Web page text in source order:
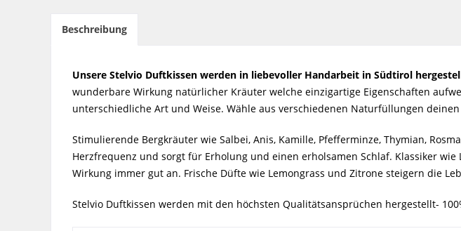
Beschreibung
Unsere Stelvio Duftkissen werden in liebevoller Handarbeit in Südtirol
wunderbare Wirkung natürlicher Kräuter welche einzigartige Eigenschaften
unterschiedliche Art und Weise. Wähle aus verschiedenen Naturfüllungen
Stimulierende Bergkräuter wie Salbei, Anis, Kamille, Pfefferminze, Thymian,
Herzfrequenz und sorgt für Erholung und einen erholsamen Schlaf. Klassiker
Wirkung immer gut an. Frische Düfte wie Lemongrass und Zitrone steigern die
Stelvio Duftkissen werden mit den höchsten Qualitätsansprüchen hergestellt-